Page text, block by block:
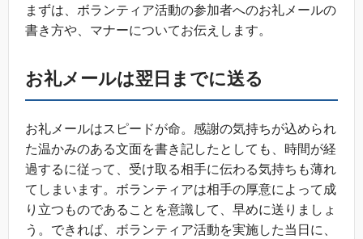
まずは、ボランティア活動の参加者へのお礼メールの
書き方や、マナーについてお伝えします。
お礼メールは翌日までに送る
お礼メールはスピードが命。感謝の気持ちが込められ
た温かみのある文面を書き記したとしても、時間が経
過するに従って、受け取る相手に伝わる気持ちも薄れ
てしまいます。ボランティアは相手の厚意によって成
り立つものであることを意識して、早めに送りましょ
う。できれば、ボランティア活動を実施した当日に、